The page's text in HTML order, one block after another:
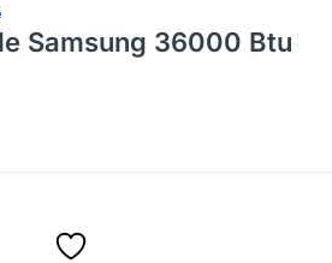
Samsung 36000 Btu